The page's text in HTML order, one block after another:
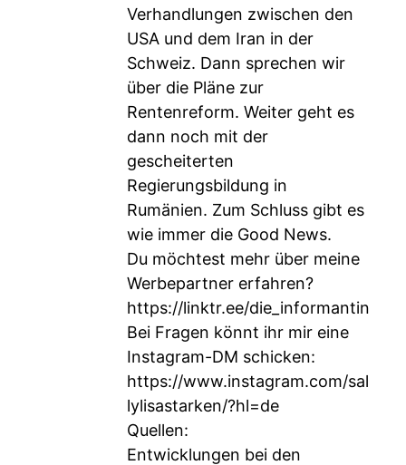
Verhandlungen zwischen den
USA und dem Iran in der
Schweiz. Dann sprechen wir
über die Pläne zur
Rentenreform. Weiter geht es
dann noch mit der
gescheiterten
Regierungsbildung in
Rumänien. Zum Schluss gibt es
wie immer die Good News.
Du möchtest mehr über meine
Werbepartner erfahren?
https://linktr.ee/die_informantin
Bei Fragen könnt ihr mir eine
Instagram-DM schicken:
https://www.instagram.com/sal
lylisastarken/?hl=de
Quellen:
Entwicklungen bei den